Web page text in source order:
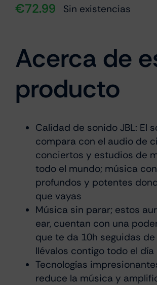
€72.99 Sin existencias
Acerca de
producto
Calidad de sonido JBL: El
compara con el audio de
conciertos y estudios de
todo el mundo; música
profundos y potentes
que vayas
Música sin parar; estos
ear, cuentan con una
que te da 10h seguidas
llévalos contigo todo el día
Tecnologías
reduce la música y